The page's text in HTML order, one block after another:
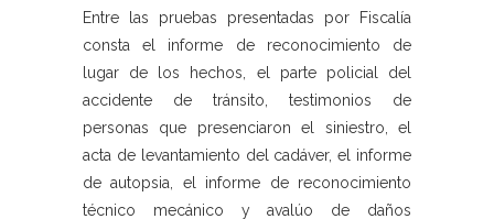
Entre las pruebas presentadas por Fiscalía
consta el informe de reconocimiento de
lugar de los hechos, el parte policial del
accidente de tránsito, testimonios de
personas que presenciaron el siniestro, el
acta de levantamiento del cadáver, el informe
de autopsia, el informe de reconocimiento
técnico mecánico y avalúo de daños